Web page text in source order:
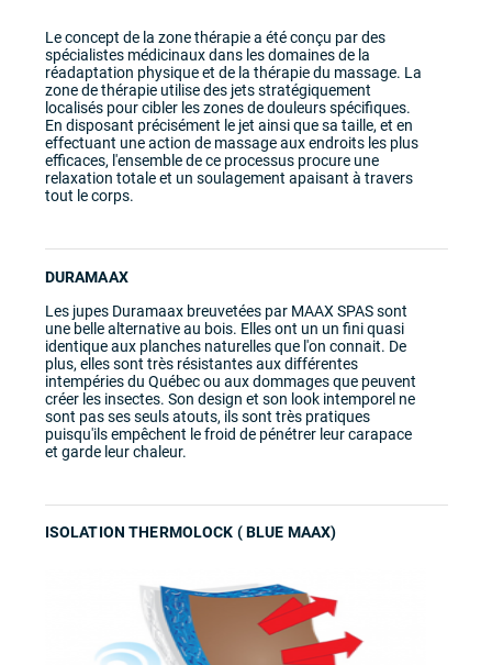
Le concept de la zone thérapie a été conçu par des
spécialistes médicinaux dans les domaines de la
réadaptation physique et de la thérapie du massage. La
zone de thérapie utilise des jets stratégiquement
localisés pour cibler les zones de douleurs spécifiques.
En disposant précisément le jet ainsi que sa taille, et en
effectuant une action de massage aux endroits les plus
efficaces, l'ensemble de ce processus procure une
relaxation totale et un soulagement apaisant à travers
tout le corps.
DURAMAAX
Les jupes Duramaax breuvetées par MAAX SPAS sont
une belle alternative au bois. Elles ont un un fini quasi
identique aux planches naturelles que l'on connait. De
plus, elles sont très résistantes aux différentes
intempéries du Québec ou aux dommages que peuvent
créer les insectes. Son design et son look intemporel ne
sont pas ses seuls atouts, ils sont très pratiques
puisqu'ils empêchent le froid de pénétrer leur carapace
et garde leur chaleur.
ISOLATION THERMOLOCK ( BLUE MAAX)
Vous donne l'option d'ajouter 10 jets d'air afin
d'augmenter la zone de thérapie.
La lumière extérieure rehausse le design moderne du
spa et ajoute une touche d'ambiance à votre cours. Ceci